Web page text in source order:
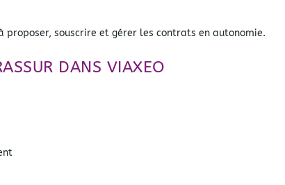
proposer, souscrire et gérer les contrats en autonomie.
DANS VIAXEO